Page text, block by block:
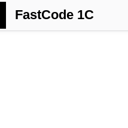
FastCode 1C